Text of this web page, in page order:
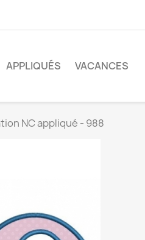
APPLIQUÉS VACANCES
NC appliqué - 988